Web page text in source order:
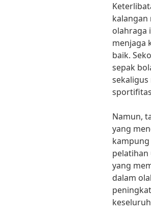
kalangan
olahraga
menjaga
baik.
sepak
Namun,
yang
yang
dalam